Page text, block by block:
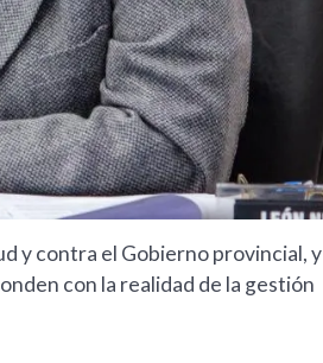
y contra el Gobierno provincial, y
con la realidad de la gestión